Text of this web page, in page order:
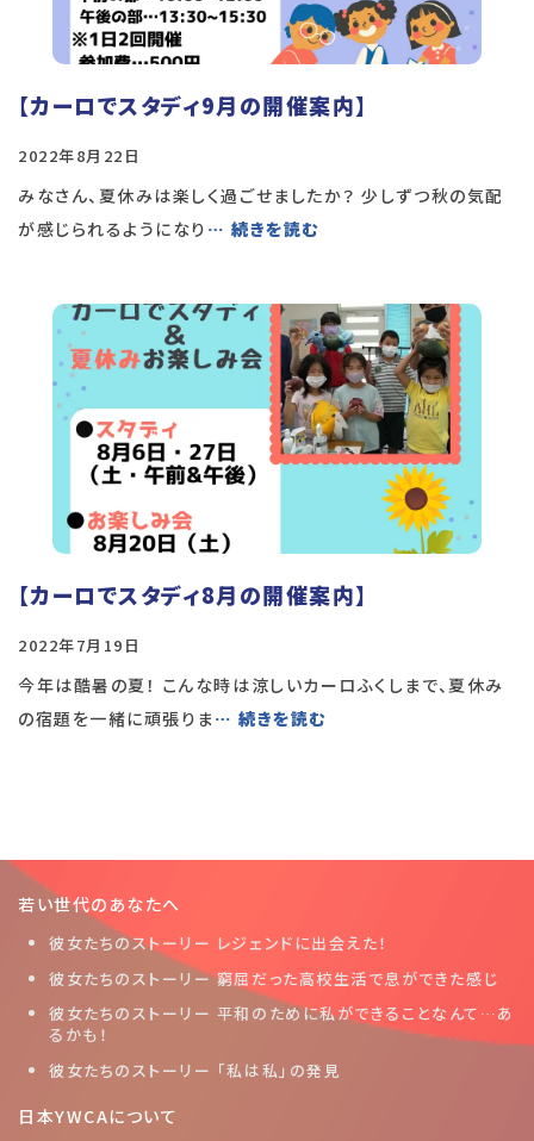
【カーロでスタディ9月の開催案内】
2022年8月22日
みなさん、夏休みは楽しく過ごせましたか？ 少しずつ秋の気配
が感じられるようになり … 続きを読む
【カーロでスタディ8月の開催案内】
2022年7月19日
今年は酷暑の夏！ こんな時は涼しいカーロふくしまで、夏休み
の宿題を一緒に頑張りま … 続きを読む
若い世代のあなたへ
彼女たちのストーリー レジェンドに出会えた！
彼女たちのストーリー 窮屈だった高校生活で息ができた感じ
彼女たちのストーリー 平和のために私ができることなんて…あ
るかも！
彼女たちのストーリー 「私は私」の発見
日本YWCAについて